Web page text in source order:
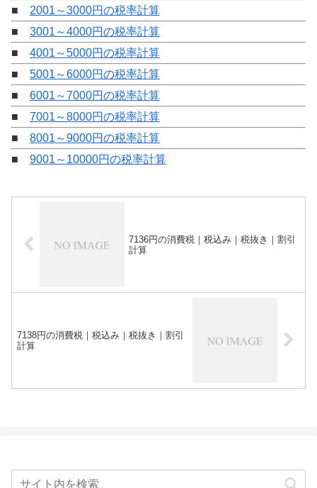
■ 2001～3000円の税率計算
■ 3001～4000円の税率計算
■ 4001～5000円の税率計算
■ 5001～6000円の税率計算
■ 6001～7000円の税率計算
■ 7001～8000円の税率計算
■ 8001～9000円の税率計算
■ 9001～10000円の税率計算
7136円の消費税｜税込み｜税抜き｜割引
計算
7138円の消費税｜税込み｜税抜き｜割引
計算